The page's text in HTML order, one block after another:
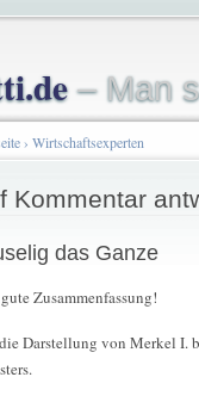
– Man
› Wirtschaftsexperten
Kommentar
das Ganze
Zusammenfassung!
Darstellung von Merkel I.